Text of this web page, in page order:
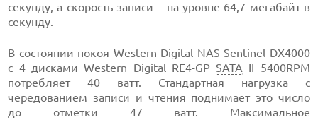
секунду, а скорость записи – на уровне 64,7 мегабайт в
секунду.
В состоянии покоя Western Digital NAS Sentinel DX4000
с 4 дисками Western Digital RE4-GPSATA II 5400RPM
потребляет 40 ватт. Стандартная нагрузка с
чередованием записи и чтения поднимает это число
до отметки 47 ватт. Максимальное